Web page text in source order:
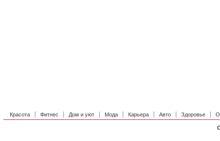
Красота Фитнес Дом и уют Мода Карьера Авто Здоровье